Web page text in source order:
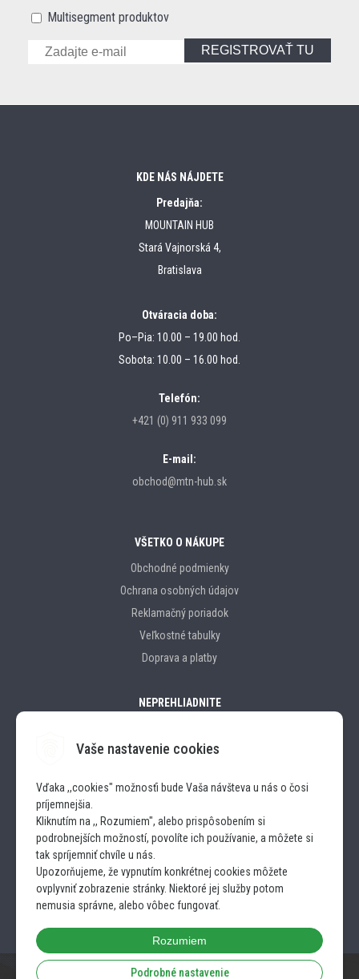
Vaše nastavenie cookies
Vďaka ,,cookies" možnosťi bude Vaša návšteva u nás o čosi
príjemnejšia.
Kliknutím na ,, Rozumiem", alebo prispôsobením si
podrobnejších možností, povolíte ich používanie, a môžete si
tak spríjemniť chvíle u nás.
Upozorňujeme, že vypnutím konkrétnej cookies môžete
ovplyvniť zobrazenie stránky. Niektoré jej služby potom
nemusia správne, alebo vôbec fungovať.
Rozumiem
Podrobné nastavenie
Multisegment produktov
REGISTROVAŤ TU
KDE NÁS NÁJDETE
Predajňa:
MOUNTAIN HUB
Stará Vajnorská 4,
Bratislava
Otváracia doba:
Po–Pia: 10.00 – 19.00 hod.
Sobota: 10.00 – 16.00 hod.
Telefón:
+421 (0) 911 933 099
E-mail:
obchod@mtn-hub.sk
VŠETKO O NÁKUPE
Obchodné podmienky
Ochrana osobných údajov
Reklamačný poriadok
Veľkostné tabulky
Doprava a platby
NEPREHLIADNITE
INSTAGRAM
FACEBOOK